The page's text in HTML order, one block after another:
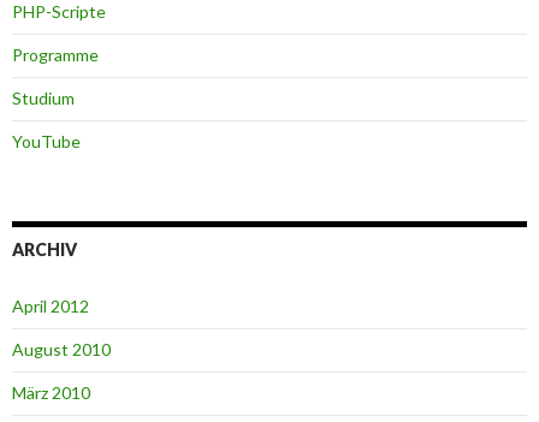
PHP-Scripte
Programme
Studium
YouTube
ARCHIV
April 2012
August 2010
März 2010